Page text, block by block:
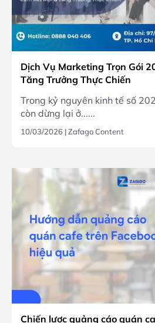
Dịch Vụ Marketing Trọn Gói
Tăng Trưởng Thực Chiến
Trong kỷ nguyên kinh tế số
còn dừng lại ở......
10/03/2026 |Zafago Content
Chiến lược quảng cáo quán